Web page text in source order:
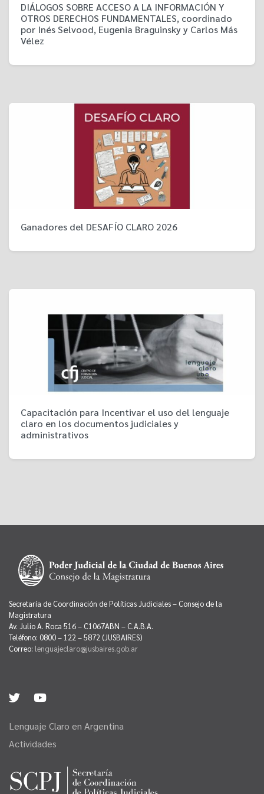
DIÁLOGOS SOBRE ACCESO A LA INFORMACIÓN Y
OTROS DERECHOS FUNDAMENTALES, coordinado
por Inés Selvood, Eugenia Braguinsky y Carlos Más
Vélez
Ganadores del DESAFÍO CLARO 2026
Capacitación para Incentivar el uso del lenguaje
claro en los documentos judiciales y
administrativos
Secretaría de Coordinación de Políticas Judiciales – Consejo de la
Magistratura
Av. Julio A. Roca 516 – C1067ABN – C.A.B.A.
Teléfono: 0800 – 122 – 5872 (JUSBAIRES)
Correo: lenguajeclaro@jusbaires.gob.ar
Lenguaje Claro en Argentina
Actividades